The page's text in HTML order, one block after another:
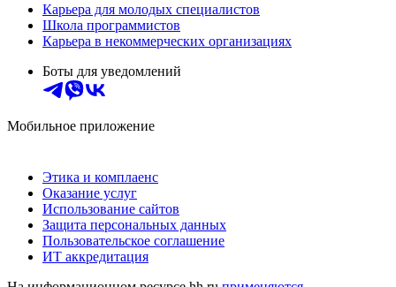
Карьера для молодых специалистов
Школа программистов
Карьера в некоммерческих организациях
Боты для уведомлений
Мобильное приложение
Этика и комплаенс
Оказание услуг
Использование сайтов
Защита персональных данных
Пользовательское соглашение
ИТ аккредитация